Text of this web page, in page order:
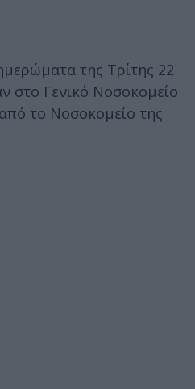
της Τρίτης 22
στο Γενικό Νοσοκομείο
το Νοσοκομείο της